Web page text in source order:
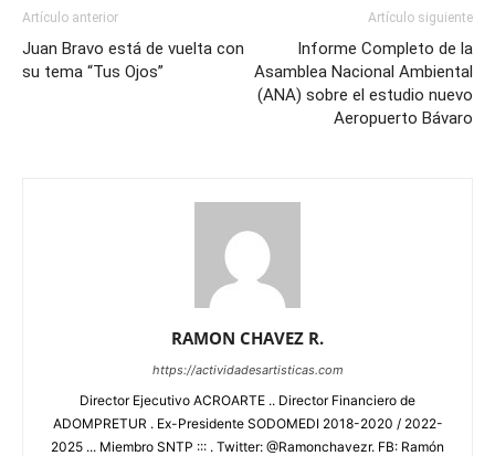
Artículo anterior
Juan Bravo está de vuelta con
su tema “Tus Ojos”
Artículo siguiente
Informe Completo de la
Asamblea Nacional Ambiental
(ANA) sobre el estudio nuevo
Aeropuerto Bávaro
RAMON CHAVEZ R.
https://actividadesartisticas.com
Director Ejecutivo ACROARTE .. Director Financiero de
ADOMPRETUR . Ex-Presidente SODOMEDI 2018-2020 / 2022-
2025 ... Miembro SNTP ::: . Twitter: @Ramonchavezr. FB: Ramón